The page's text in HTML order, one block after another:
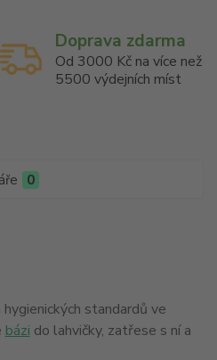
Doprava zdarma
Od 3000 Kč na více než
5500 výdejních míst
0
standardů ve
bázi do lahvičky, zatřese s ní a